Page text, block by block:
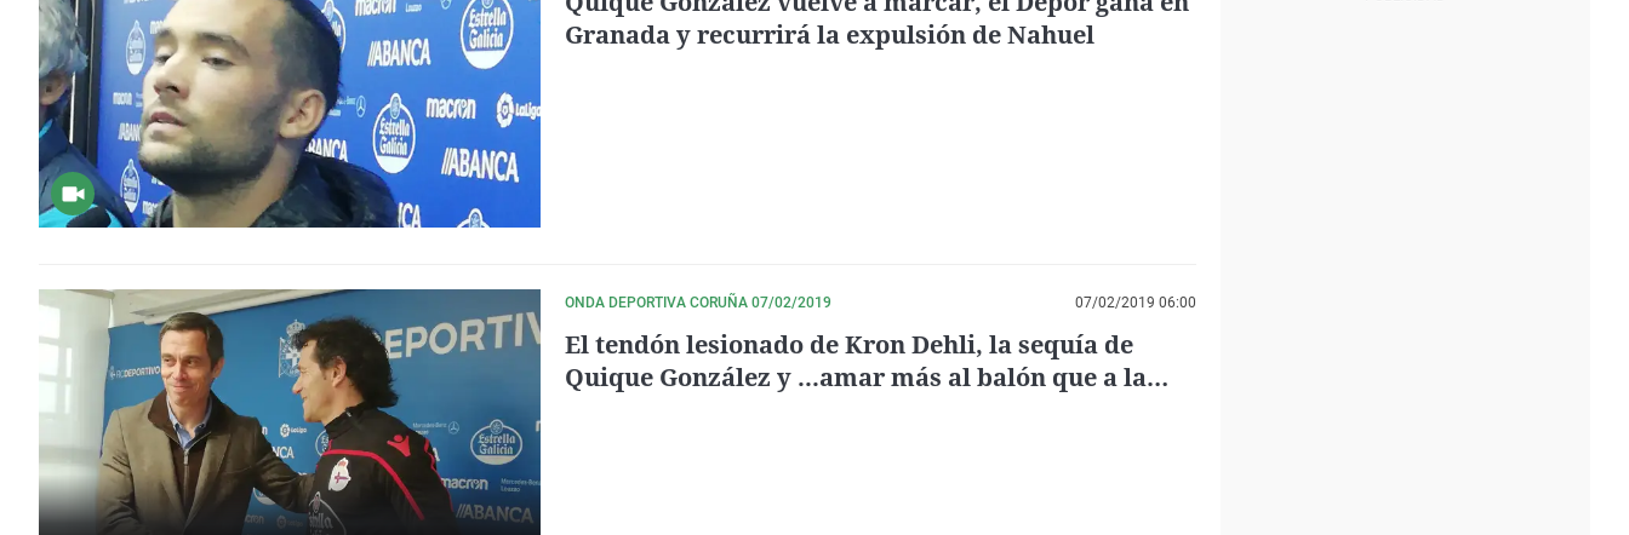
Granada y recurrirá la expulsión de Nahuel
ONDA DEPORTIVA CORUÑA 07/02/2019 07/02/2019 06:00
El tendón lesionado de Kron Dehli, la sequía de
Quique González y ...amar más al balón que a la